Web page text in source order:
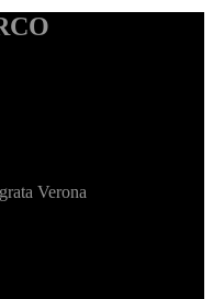
Verona